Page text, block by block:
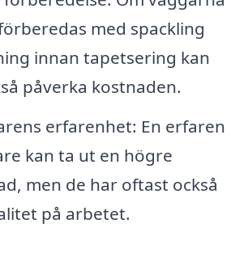
med spackling
innan tapetsering kan
påverka kostnaden.
erfarenhet: En erfaren
kan ta ut en högre
men de har oftast också
på arbetet.